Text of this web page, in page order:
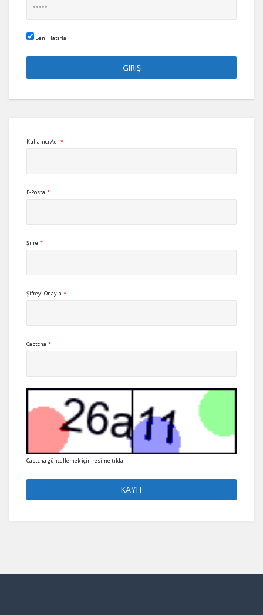
Beni Hatırla
Kullanıcı Adı *
E-Posta *
Şifre *
Şifreyi Onayla *
Captcha *
Captcha güncellemek için resime tıkla